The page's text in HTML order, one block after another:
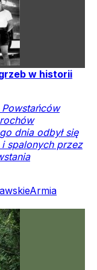
w historii
dnia odbył się
spalonych przez
Armia